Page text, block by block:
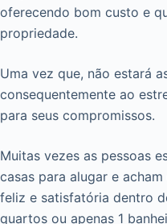
oferecendo bom custo e
propriedade.
Uma vez que, não estará
consequentemente ao
para seus compromissos.
Muitas vezes as pessoas
casas para alugar e
feliz e satisfatória dentro
quartos ou apenas 1